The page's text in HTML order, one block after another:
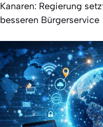
Kanaren: Regierung
besseren Bürgerservice